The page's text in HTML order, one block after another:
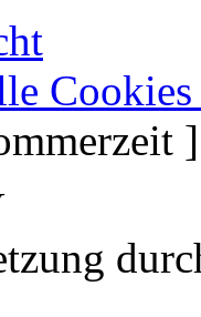
Cookies
]